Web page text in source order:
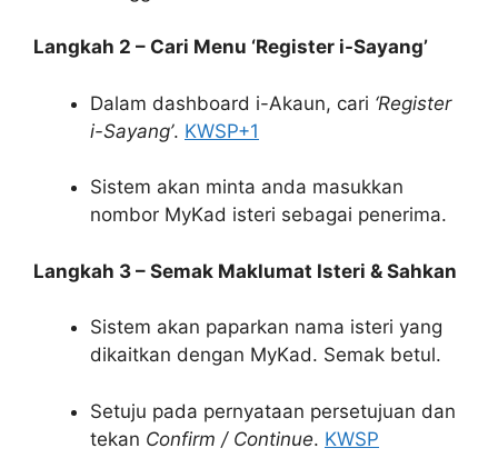
Langkah 2 – Cari Menu ‘Register i-Sayang’
Dalam dashboard i-Akaun, cari ‘Register
i-Sayang’. KWSP+1
Sistem akan minta anda masukkan
nombor MyKad isteri sebagai penerima.
Langkah 3 – Semak Maklumat Isteri & Sahkan
Sistem akan paparkan nama isteri yang
dikaitkan dengan MyKad. Semak betul.
Setuju pada pernyataan persetujuan dan
tekan Confirm / Continue. KWSP